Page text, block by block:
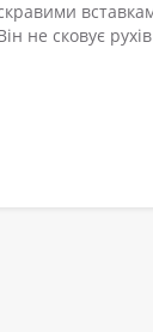
не сковує